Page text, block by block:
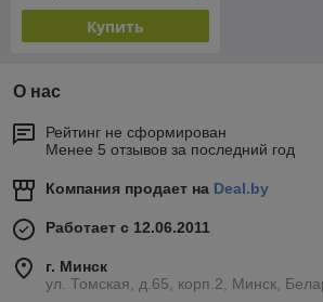
Купить
О нас
Рейтинг не сформирован
Менее 5 отзывов за последний год
Компания продает на Deal.by
Работает с 12.06.2011
г. Минск
ул. Томская, д.65, корп.2, Минск,